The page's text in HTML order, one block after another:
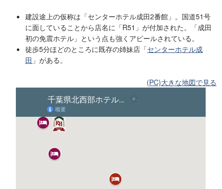
建設途上の仮称は「センターホテル成田2番館」。国道51号
に面していることから店名に「R51」が付加された。「成田
初の免震ホテル」という点も強くアピールされている。
徒歩5分ほどのところに既存の姉妹店「センターホテル成
田 」がある。
(PC)大きな地図で見る